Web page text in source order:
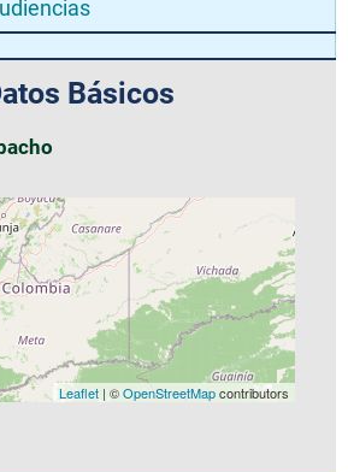
Básicos
Leaflet| ©OpenStreetMapcontributors